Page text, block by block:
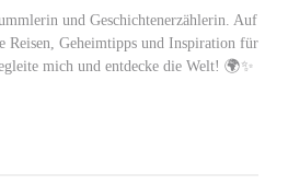
und Geschichtenerzählerin. Auf
Reisen, Geheimtipps und Inspiration für
mich und entdecke die Welt! 🌍✨